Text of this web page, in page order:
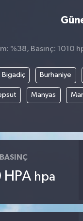
%38, Basınç: 1010
Bigadiç Burhaniye
Manyas
BASINÇ
HPA hpa